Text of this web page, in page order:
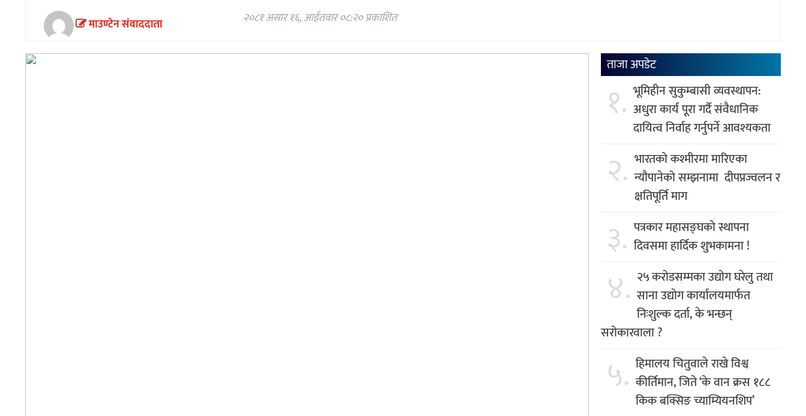
माउण्टेन संवाददाता २०८१ असार १६, आईतवार ०८:२० प्रकाशित
ताजा अपडेट
१. भूमिहीन सुकुम्बासी व्यवस्थापन:
अधुरा कार्य पूरा गर्दै संवैधानिक
दायित्व निर्वाह गर्नुपर्ने आवश्यकता
२. भारतको कश्मीरमा मारिएका
न्यौपानेको सम्झनामा दीपप्रज्वलन र
क्षतिपूर्ति माग
३. पत्रकार महासङ्घको स्थापना
दिवसमा हार्दिक शुभकामना !
४. २५ करोडसम्मका उद्योग घरेलु तथा
साना उद्योग कार्यालयमार्फत
निःशुल्क दर्ता, के भन्छन्
सरोकारवाला ?
५. हिमालय चितुवाले राखे विश्व
कीर्तिमान, जिते ‘के वान क्रस १८८
किक बक्सिङ च्याम्यियनशिप’